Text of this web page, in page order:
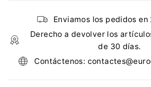
Enviamos los pedidos en
Derecho a devolver los
de 30 días.
Contáctenos: